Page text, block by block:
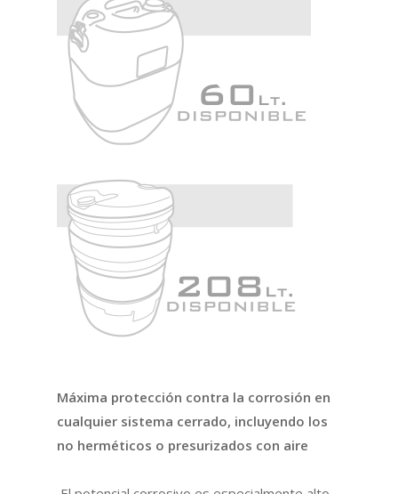
Máxima protección contra la corrosión en
cualquier sistema cerrado, incluyendo los
no herméticos o presurizados con aire